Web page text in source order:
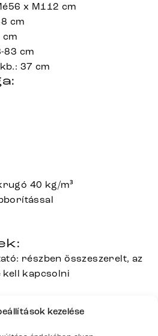
kezelése
x M112 cm
cm
cm
83 cm
37 cm
40 kg/m³
részben összeszerelt, az
kell kapcsolni
szín- és